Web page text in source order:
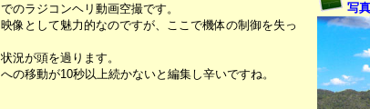
のラジコンヘリ動画空撮です。
像として魅力的なのですが、ここで機体の制御を失っ
況が頭を過ります。
の移動が10秒以上続かないと編集し辛いですね。
写